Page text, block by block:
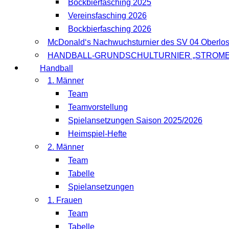
Bockbierfasching 2025
Vereinsfasching 2026
Bockbierfasching 2026
McDonald‘s Nachwuchsturnier des SV 04
HANDBALL-GRUNDSCHULTURNIER
Handball
1. Männer
Team
Teamvorstellung
Spielansetzungen Saison 2025/2026
Heimspiel-Hefte
2. Männer
Team
Tabelle
Spielansetzungen
1. Frauen
Team
Tabelle